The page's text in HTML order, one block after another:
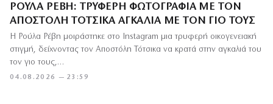
ΡΟΎΛΑ ΡΈΒΗ: ΤΡΥΦΕΡΉ ΦΩΤΟΓΡΑΦΊΑ ΜΕ ΤΟΝ
ΑΠΟΣΤΌΛΗ ΤΌΤΣΙΚΑ ΑΓΚΑΛΙΆ ΜΕ ΤΟΝ ΓΙΟ ΤΟΥΣ
04.08.2026 — 23:59
Η Ρούλα Ρέβη μοιράστηκε στο Instagram μια τρυφερή οικογενειακή
στιγμή, δείχνοντας τον Αποστόλη Τότσικα να κρατά στην αγκαλιά του
τον γιο τους,…